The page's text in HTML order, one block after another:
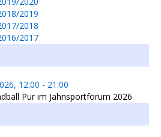
2019
2018
2017
, 12:00 - 21:00
Pur im Jahnsportforum 2026